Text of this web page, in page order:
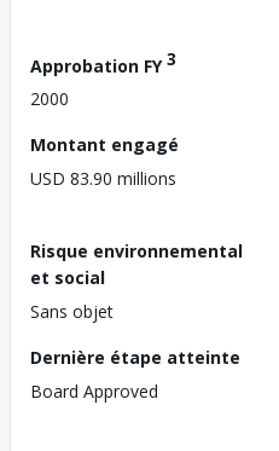
Approbation FY3
2000
Montant engagé
USD 83.90 millions
Risque environnemental
et social
Sans objet
Dernière étape atteinte
Board Approved